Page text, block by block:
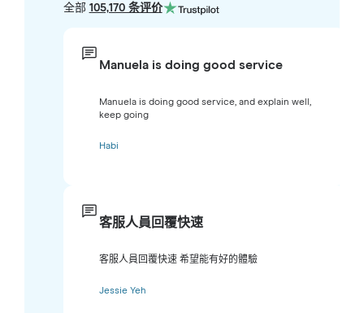
全部 105,170 条评价
Manuela is doing good service
Manuela is doing good service, and explain well,
keep going
Habi
客服人員回覆快速
客服人員回覆快速 希望能有好的體驗
Jessie Yeh